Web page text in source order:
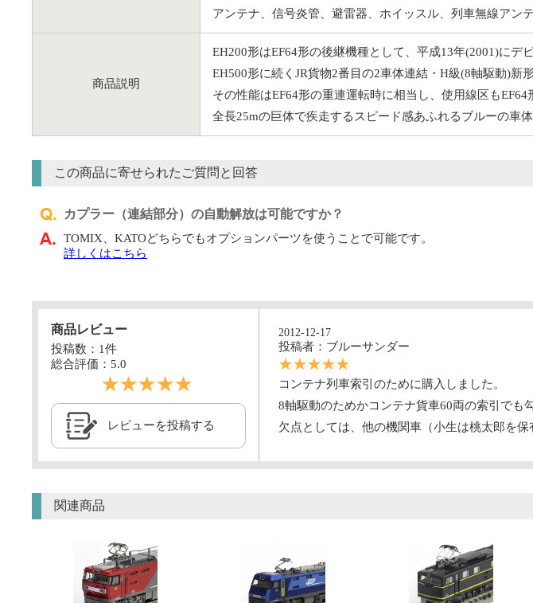
アンテナ、信号炎管、避雷器、ホイッスル、列車無線アン
商品説明
EH200形はEF64形の後継機種として、平成13年(2001)にデ
EH500形に続くJR貨物2番目の2車体連結・H級(8軸駆動)新
その性能はEF64形の重連運転時に相当し、使用線区も
全長25mの巨体で疾走するスピード感あふれるブルーの車
この商品に寄せられたご質問と回答
カプラー（連結部分）の自動解放は可能ですか？
TOMIX、KATOどちらでもオプションパーツを使うことで可能です。
詳しくはこちら
商品レビュー
投稿数：1件
総合評価： 5.0
☆☆☆☆☆
レビューを投稿する
2012-12-17
投稿者：ブルーサンダー
☆☆☆☆☆
コンテナ列車索引のために購入しました。
8軸駆動のためかコンテナ貨車60両の索引でも
欠点としては、他の機関車（小生は桃太郎を
関連商品